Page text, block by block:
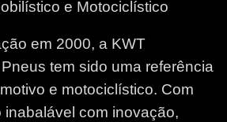
e Motociclístico
em 2000, a KWT
tem sido uma referência
e motociclístico. Com
inabalável com inovação,